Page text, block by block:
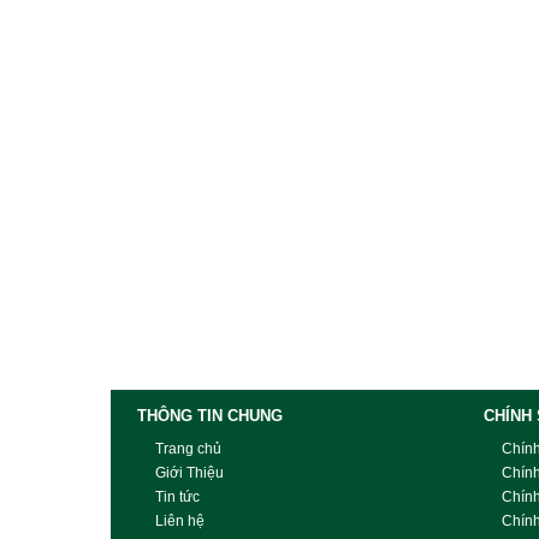
THÔNG TIN CHUNG
Trang chủ
Giới Thiệu
Tin tức
Liên hệ
CHÍNH